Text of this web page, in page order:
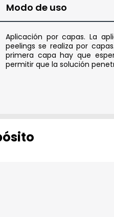
Modo de uso
Aplicación por capas. La
peelings se realiza por
primera capa hay que
permitir que la solución